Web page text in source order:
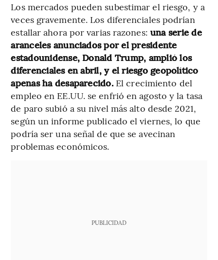
Los mercados pueden subestimar el riesgo, y a
veces gravemente. Los diferenciales podrían
estallar ahora por varias razones: una serie de
aranceles anunciados por el presidente
estadounidense, Donald Trump, amplió los
diferenciales en abril, y el riesgo geopolítico
apenas ha desaparecido.El crecimiento del
empleo en EE.UU. se enfrió en agosto y la tasa
de paro subió a su nivel más alto desde 2021,
según un informe publicado el viernes, lo que
podría ser una señal de que se avecinan
problemas económicos.
PUBLICIDAD